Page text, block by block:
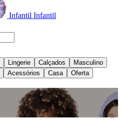
Infantil Infantil
Lingerie Calçados
Masculino
Acessórios Casa Oferta